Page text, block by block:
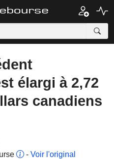
élargi à 2,72
canadiens
- Voir l'original